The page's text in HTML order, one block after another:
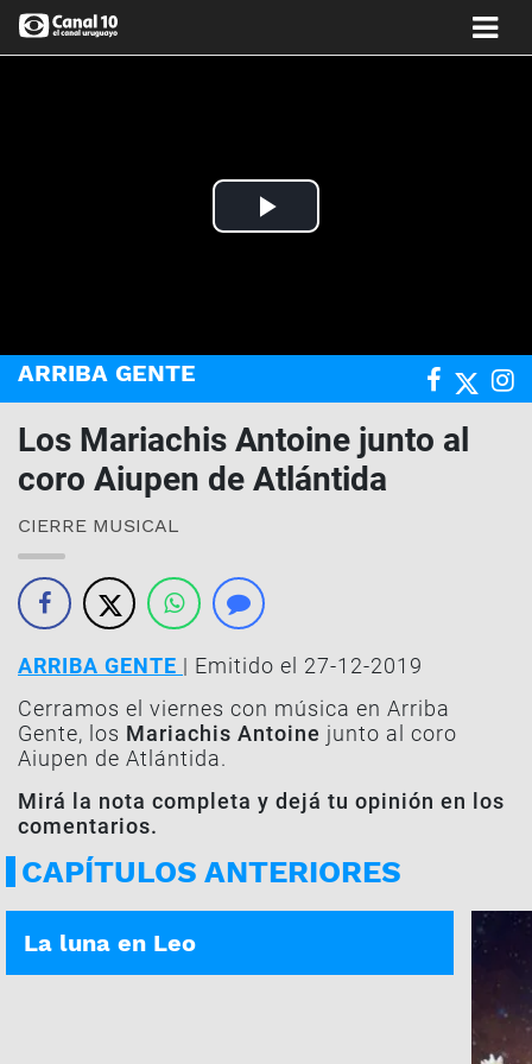
Play
ARRIBA GENTE
Los Mariachis Antoine junto al
coro Aiupen de Atlántida
CIERRE MUSICAL
ARRIBA GENTE | Emitido el 27-12-2019
Cerramos el viernes con música en Arriba
Gente, los Mariachis Antoine junto al coro
Aiupen de Atlántida.
Mirá la nota completa y dejá tu opinión en los
comentarios.
CAPÍTULOS ANTERIORES
ASÍ ES TU DÍA | 05-01-2026
La luna en Leo